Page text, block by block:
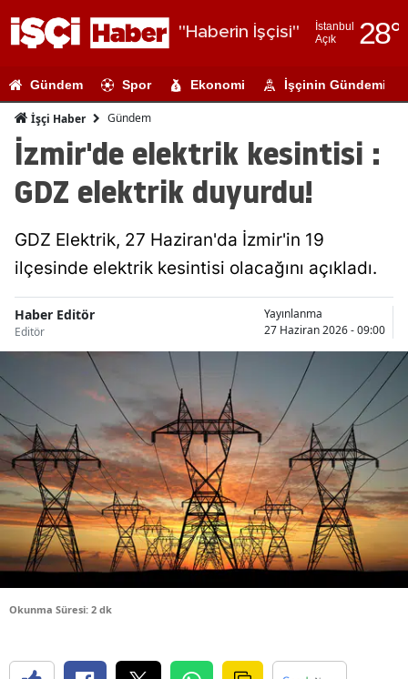
"Haberin İşçisi"
İstanbul
Açık
28°
Adıyaman
Ağrı
Antalya
Aydın
Balıkesir
Bilecik
Bingöl
Bitlis
Bolu
Burdur
Gündem Spor Ekonomi İşçinin Gündemi
İşçi Haber Gündem
İzmir'de elektrik kesintisi :
GDZ elektrik duyurdu!
GDZ Elektrik, 27 Haziran'da İzmir'in 19
ilçesinde elektrik kesintisi olacağını açıkladı.
Haber Editör
Editör
Yayınlanma
27 Haziran 2026 - 09:00
Okunma Süresi: 2 dk